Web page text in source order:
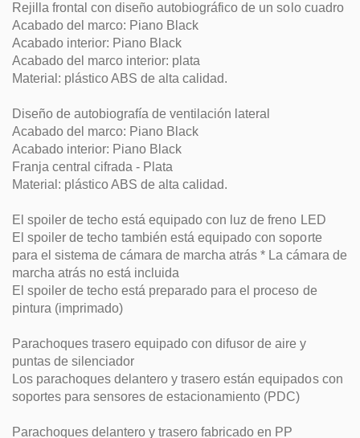
Rejilla frontal con diseño autobiográfico de un solo cuadro
Acabado del marco: Piano Black
Acabado interior: Piano Black
Acabado del marco interior: plata
Material: plástico ABS de alta calidad.
Diseño de autobiografía de ventilación lateral
Acabado del marco: Piano Black
Acabado interior: Piano Black
Franja central cifrada - Plata
Material: plástico ABS de alta calidad.
El spoiler de techo está equipado con luz de freno LED
El spoiler de techo también está equipado con soporte
para el sistema de cámara de marcha atrás * La cámara de
marcha atrás no está incluida
El spoiler de techo está preparado para el proceso de
pintura (imprimado)
Parachoques trasero equipado con difusor de aire y
puntas de silenciador
Los parachoques delantero y trasero están equipados con
soportes para sensores de estacionamiento (PDC)
Parachoques delantero y trasero fabricado en PP